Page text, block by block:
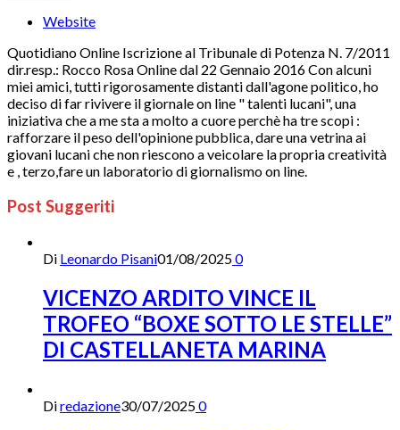
Website
Quotidiano Online Iscrizione al Tribunale di Potenza N. 7/2011
dir.resp.: Rocco Rosa Online dal 22 Gennaio 2016 Con alcuni
miei amici, tutti rigorosamente distanti dall'agone politico, ho
deciso di far rivivere il giornale on line " talenti lucani", una
iniziativa che a me sta a molto a cuore perchè ha tre scopi :
rafforzare il peso dell'opinione pubblica, dare una vetrina ai
giovani lucani che non riescono a veicolare la propria creatività
e , terzo,fare un laboratorio di giornalismo on line.
Post Suggeriti
Di Leonardo Pisani01/08/20250
VICENZO ARDITO VINCE IL
TROFEO “BOXE SOTTO LE STELLE”
DI CASTELLANETA MARINA
Diredazione30/07/20250